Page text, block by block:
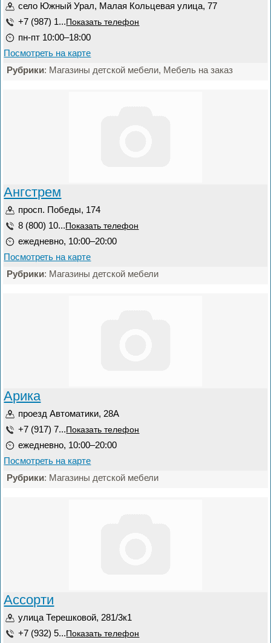
село Южный Урал, Малая Кольцевая улица, 77
+7 (987) 1... Показать телефон
пн-пт 10:00–18:00
Посмотреть на карте
Рубрики: Магазины детской мебели, Мебель на заказ
Ангстрем
просп. Победы, 174
8 (800) 10... Показать телефон
ежедневно, 10:00–20:00
Посмотреть на карте
Рубрики: Магазины детской мебели
Арика
проезд Автоматики, 28А
+7 (917) 7... Показать телефон
ежедневно, 10:00–20:00
Посмотреть на карте
Рубрики: Магазины детской мебели
Ассорти
улица Терешковой, 281/3к1
+7 (932) 5... Показать телефон